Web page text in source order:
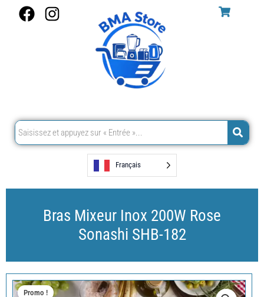
F
k
I
a
m
Français
Bras Mixeur Inox 200W Rose
Sonashi SHB-182
Promo !